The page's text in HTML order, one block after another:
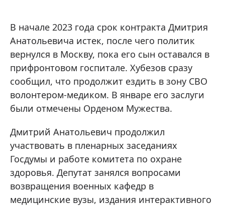
В начале 2023 года срок контракта Дмитрия
Анатольевича истек, после чего политик
вернулся в Москву, пока его сын оставался в
прифронтовом госпитале. Хубезов сразу
сообщил, что продолжит ездить в зону СВО
волонтером-медиком. В январе его заслуги
были отмечены Орденом Мужества.
Дмитрий Анатольевич продолжил
участвовать в пленарных заседаниях
Госдумы и работе комитета по охране
здоровья. Депутат занялся вопросами
возвращения военных кафедр в
медицинские вузы, издания интерактивного